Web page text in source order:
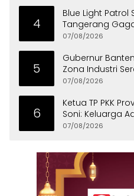
4
Blue Light Patrol
Tangerang
Pria Diamankan
07/08/2026
5
Gubernur
Zona Industri
07/08/2026
6
Ketua TP PKK
Soni: Keluarga
07/08/2026